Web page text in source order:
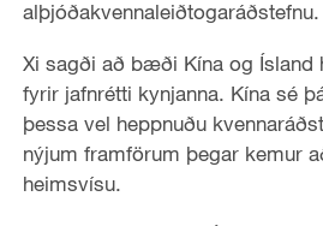
alþjóðakvennaleiðtogaráðstefnu.
Xi sagði að bæði Kína og Ísland
fyrir jafnrétti kynjanna. Kína sé
þessa vel heppnuðu
nýjum framförum þegar kemur
heimsvísu.